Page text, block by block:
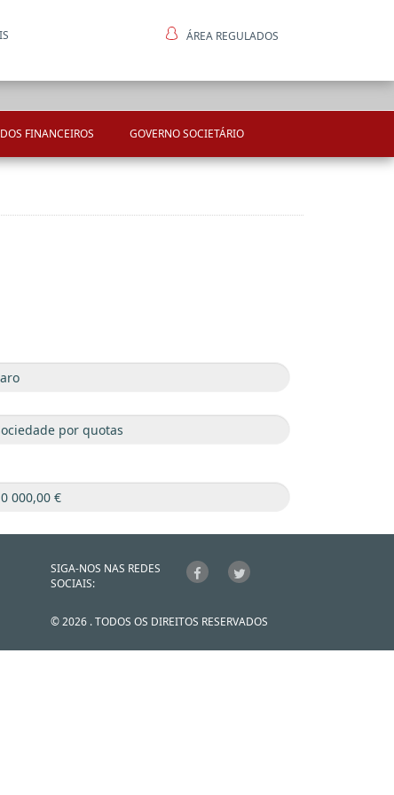
ÁREA REGULADOS
FINANCEIROS GOVERNO SOCIETÁRIO
SIGA-NOS NAS REDES
SOCIAIS:
© 2026 . TODOS OS DIREITOS RESERVADOS